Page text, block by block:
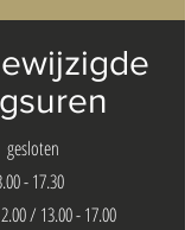
- 17.30
/ 13.00 - 17.00